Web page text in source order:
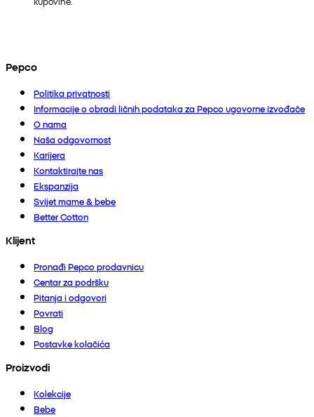
Pepco
Politika privatnosti
Informacije o obradi ličnih podataka za Pepco ugovorne izvođače
O nama
Naša odgovornost
Karijera
Kontaktirajte nas
Ekspanzija
Svijet mame & bebe
Better Cotton
Klijent
Pronađi Pepco prodavnicu
Centar za podršku
Pitanja i odgovori
Povrati
Blog
Postavke kolačića
Proizvodi
Kolekcije
Bebe